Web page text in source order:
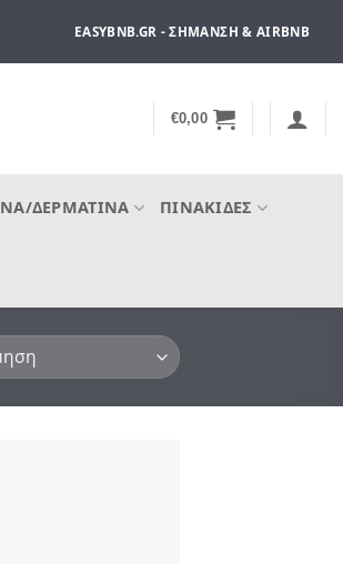
EASYBNB.GR - ΣΉΜΑΝΣΗ & AIRBNB
€0,00
ΔΕΡΜΆΤΙΝΑ ΠΙΝΑΚΊΔΕΣ